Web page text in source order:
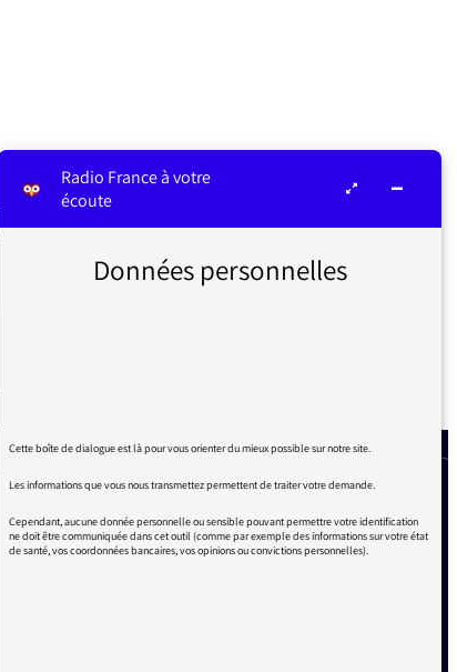
Radio France à votre
écoute
Données personnelles
Cette boîte de dialogue est là pour vous orienter du mieux possible sur notre site.
Les informations que vous nous transmettez permettent de traiter votre demande.
Cependant, aucune donnée personnelle ou sensible pouvant permettre votre identification
ne doit être communiquée dans cet outil (comme par exemple des informations sur votre état
de santé, vos coordonnées bancaires, vos opinions ou convictions personnelles).